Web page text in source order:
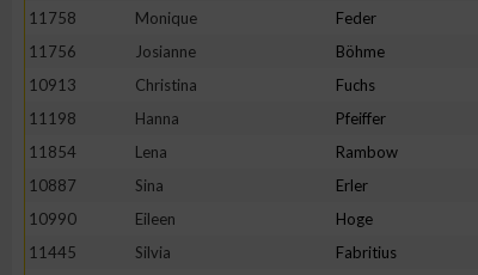
11758
Monique Feder
11756
Josianne Böhme
10913
Christina Fuchs
11198
Hanna Pfeiffer
11854
Lena Rambow
10887
Sina Erler
10990
Eileen Hoge
11445
Silvia Fabritius
Entwicklung und Verbesserung der Angebote
Verwendung reduzierter Daten zur Auswahl von Inhalten
IAB-Besonderheiten:
Verwendung genauer Standortdaten